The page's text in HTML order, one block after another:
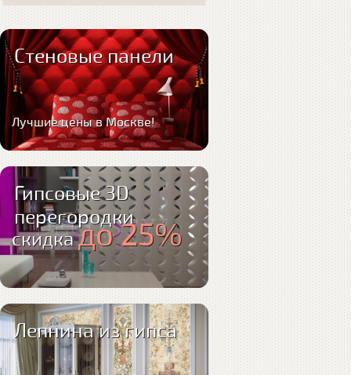
Стеновые панели
Лучшие цены в Москве!
Гипсовые 3D
перегородки
скидкадо 25%
Лепнина из гипса